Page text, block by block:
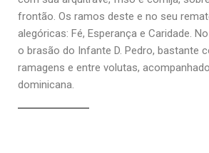
frontão. Os ramos deste e no seu
alegóricas: Fé, Esperança e Caridade.
o brasão do Infante D. Pedro, bastante
ramagens e entre volutas,
dominicana.